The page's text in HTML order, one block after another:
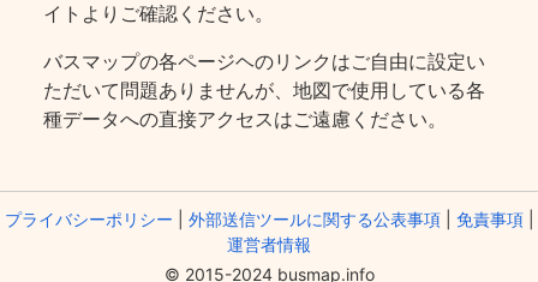
イトよりご確認ください。
バスマップの各ページヘのリンクはご自由に設定い
ただいて問題ありませんが、地図で使用している各
種データへの直接アクセスはご遠慮ください。
プライバシーポリシー 外部送信ツールに関する公表事項| 免責事項|
運営者情報
© 2015-2024 busmap.info